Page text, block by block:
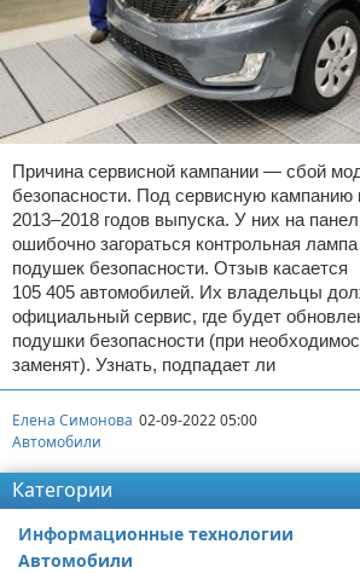
Причина сервисной кампании — сбой
безопасности. Под сервисную кампанию
2013–2018 годов выпуска. У них на
ошибочно загораться контрольная
подушек безопасности. Отзыв касается
105 405 автомобилей. Их владельцы
официальный сервис, где будет
подушки безопасности (при
заменят). Узнать, подпадает ли
Елена Симонова 02-09-2022 05:00
Автомобили
Категории
Информационные технологии
Автомобили